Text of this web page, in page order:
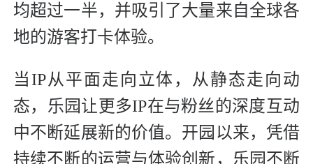
均超过一半，并吸引了大量来自全球各
地的游客打卡体验。
当IP从平面走向立体，从静态走向动
态，乐园让更多IP在与粉丝的深度互动
中不断延展新的价值。开园以来，凭借
持续不断的运营与体验创新，乐园不断